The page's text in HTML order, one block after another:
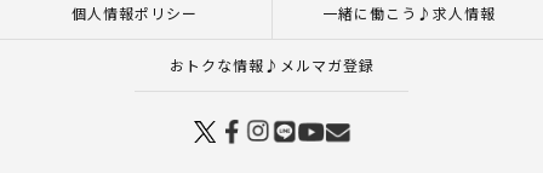
個人情報ポリシー 一緒に働こう♪求人情報
おトクな情報♪メルマガ登録